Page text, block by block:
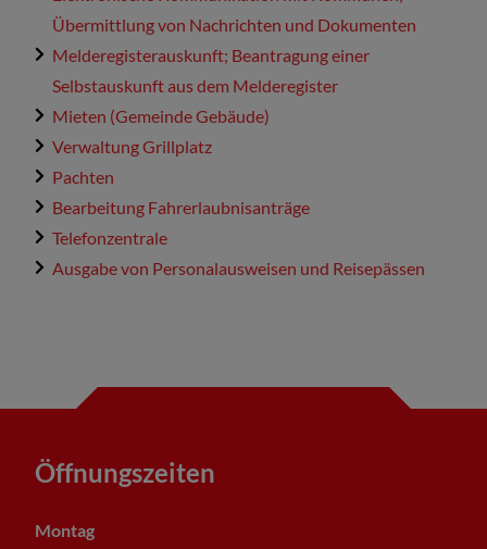
Übermittlung von Nachrichten und Dokumenten
Melderegisterauskunft; Beantragung einer
Selbstauskunft aus dem Melderegister
Mieten (Gemeinde Gebäude)
Verwaltung Grillplatz
Pachten
Bearbeitung Fahrerlaubnisanträge
Telefonzentrale
Ausgabe von Personalausweisen und Reisepässen
Öffnungszeiten
Montag